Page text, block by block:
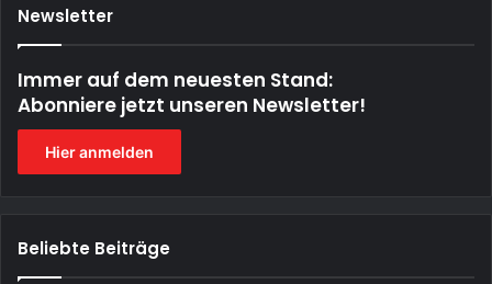
Newsletter
Immer auf dem neuesten Stand:
Abonniere jetzt unseren Newsletter!
Hier anmelden
Beliebte Beiträge